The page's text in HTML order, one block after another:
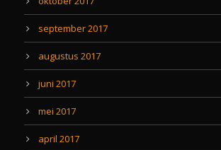
september 2017
augustus 2017
juni 2017
mei 2017
april 2017